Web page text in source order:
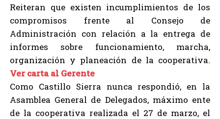
Reiteran que existen incumplimientos de los
compromisos frente al Consejo de
Administración con relación a la entrega de
informes sobre funcionamiento, marcha,
organización y planeación de la cooperativa.
Ver carta al Gerente
Como Castillo Sierra nunca respondió, en la
Asamblea General de Delegados, máximo ente
de la cooperativa realizada el 27 de marzo, el